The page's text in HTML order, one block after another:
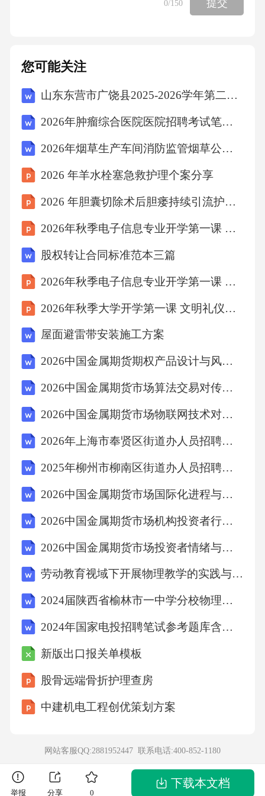
0/150 提交
您可能关注
山东东营市广饶县2025-2026学年第二学期期末考试三年级语文试题（文字版含答案）
2026年肿瘤综合医院医院招聘考试笔试试题（含答案）
2026年烟草生产车间消防监管烟草公司招聘考试笔试试题（含答案）
2026 年羊水栓塞急救护理个案分享
2026 年胆囊切除术后胆瘘持续引流护理个案
2026年秋季电子信息专业开学第一课 行业案例分析
股权转让合同标准范本三篇
2026年秋季电子信息专业开学第一课 学科发展简史
2026年秋季大学开学第一课 文明礼仪伴我行主题班会
屋面避雷带安装施工方案
2026中国金属期货期权产品设计与风险对冲策略报告
2026中国金属期货市场算法交易对传统交易模式冲击
2026中国金属期货市场物联网技术对供应链影响研究报告
2026年上海市奉贤区街道办人员招聘考试参考试题及答案解析
2025年柳州市柳南区街道办人员招聘考试试题及答案解析
2026中国金属期货市场国际化进程与挑战分析报告
2026中国金属期货市场机构投资者行为与价格影响研究报告
2026中国金属期货市场投资者情绪与市场波动关联性研究报告
劳动教育视域下开展物理教学的实践与探索
2024届陕西省榆林市一中学分校物理八年级第二学期期末考试试题含解析
2024年国家电投招聘笔试参考题库含答案解析
新版出口报关单模板
股骨远端骨折护理查房
中建机电工程创优策划方案
网站客服QQ:2881952447 联系电话:400-852-1180
举报 分享 0
下载本文档